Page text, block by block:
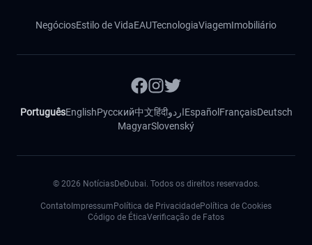
NegóciosEstilo de VidaEAUTecnologiaViagemImobiliário
PortuguêsEnglishРусский中文हिंदीاردوEspañol FrançaisDeutsch
MagyarSlovenský
© 2026 NotíciasDeDubai. Todos os direitos reservados.
Contato Impressum Política de PrivacidadePolítica de Cookies
Código de ÉticaVerificação de Fatos